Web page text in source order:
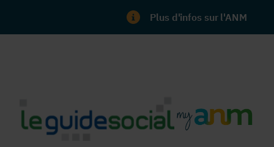
Plus d'infos sur l'ANM